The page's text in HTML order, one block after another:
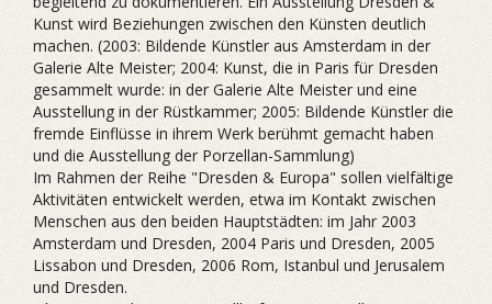
Kunst wird Beziehungen zwischen den Künsten deutlich
machen. (2003: Bildende Künstler aus Amsterdam in der
Galerie Alte Meister; 2004: Kunst, die in Paris für Dresden
gesammelt wurde: in der Galerie Alte Meister und eine
Ausstellung in der Rüstkammer; 2005: Bildende Künstler die
fremde Einflüsse in ihrem Werk berühmt gemacht haben
und die Ausstellung der Porzellan-Sammlung)
Im Rahmen der Reihe "Dresden & Europa" sollen vielfältige
Aktivitäten entwickelt werden, etwa im Kontakt zwischen
Menschen aus den beiden Hauptstädten: im Jahr 2003
Amsterdam und Dresden, 2004 Paris und Dresden, 2005
Lissabon und Dresden, 2006 Rom, Istanbul und Jerusalem
und Dresden.